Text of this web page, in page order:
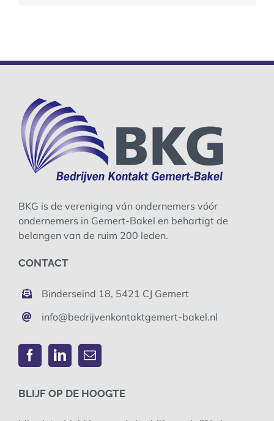
BKG is de vereniging ván ondernemers vóór
ondernemers in Gemert-Bakel en behartigt de
belangen van de ruim 200 leden.
CONTACT
Binderseind 18, 5421 CJ Gemert
info@bedrijvenkontaktgemert-bakel.nl
BLIJF OP DE HOOGTE